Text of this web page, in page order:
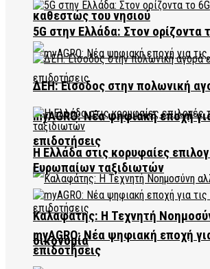
καθεστώς του νησιού
myAGRO: Νέα ψηφιακή εποχή
επιδοτήσεις
Καλαφάτης: Η Τεχνητή
οικονομία
5G στην Ελλάδα: Στον ορίζοντα
ΔΕΗ: Είσοδος στην πολωνική
Η Ελλάδα στις κορυφαίες
Ευρωπαίων ταξιδιωτών
myAGRO: Νέα ψηφιακή εποχή
επιδοτήσεις